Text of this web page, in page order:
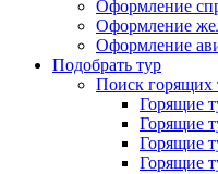
Оформление
Оформление
Оформление
Подобрать тур
Поиск горящих
Горящие
Горящие
Горящие
Горящие